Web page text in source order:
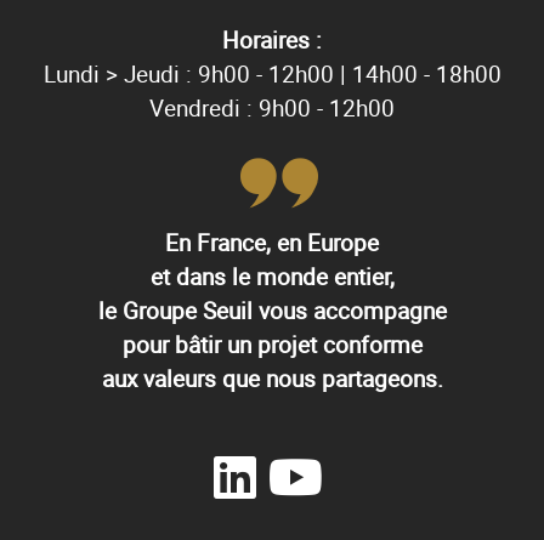
Horaires :
Lundi > Jeudi : 9h00 - 12h00 | 14h00 - 18h00
Vendredi : 9h00 - 12h00
En France, en Europe
et dans le monde entier,
le Groupe Seuil vous accompagne
pour bâtir un projet conforme
aux valeurs que nous partageons.